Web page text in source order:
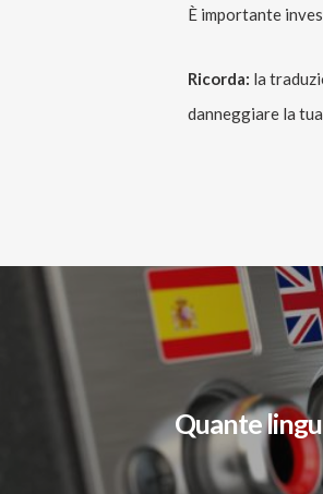
È importante
Ricorda: la
danneggiare la
Quante